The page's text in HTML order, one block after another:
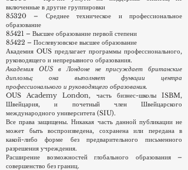
международных университетов (SIU) со штаб-квартирой в
Бишкеке, Кыргызстан, и работающего под эгидой VBNN
Smart Education Group, базирующейся в Дубае и
Аджмане, ОАЭ.
Регистрация компании: Англия и Уэльс – №14645791
Характер деятельности (коды SIC):
82990 – Прочие услуги по поддержке бизнеса, не
включенные в другие группировки
85320 – Среднее техническое и профессиональное
образование
85421 – Высшее образование первой степени
85422 – Послевузовское высшее образование
Академия OUS предлагает программы профессионального,
руководящего и непрерывного образования.
Академия OUS в Лондоне не присуждает британские
дипломы; она выполняет функции центра
профессионального и руководящего образования.
OUS Academy London, часть бизнес-школы ISBM,
Швейцария, и почетный член Швейцарского